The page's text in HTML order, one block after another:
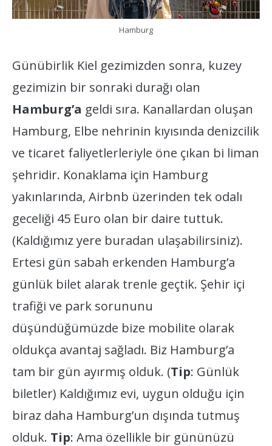
Hamburg
Günübirlik Kiel gezimizden sonra, kuzey
gezimizin bir sonraki durağı olan
Hamburg’a geldi sıra. Kanallardan oluşan
Hamburg, Elbe nehrinin kıyısında denizcilik
ve ticaret faliyetlerleriyle öne çıkan bi liman
şehridir. Konaklama için Hamburg
yakınlarında, Airbnb üzerinden tek odalı
geceliği 45 Euro olan bir daire tuttuk.
(Kaldığımız yere buradan ulaşabilirsiniz).
Ertesi gün sabah erkenden Hamburg’a
günlük bilet alarak trenle geçtik. Şehir içi
trafiği ve park sorununu
düşündüğümüzde bize mobilite olarak
oldukça avantaj sağladı. Biz Hamburg’a
tam bir gün ayırmış olduk. (Tip: Günlük
biletler) Kaldığımız evi, uygun olduğu için
biraz daha Hamburg’un dışında tutmuş
olduk. Tip: Ama özellikle bir gününüzü